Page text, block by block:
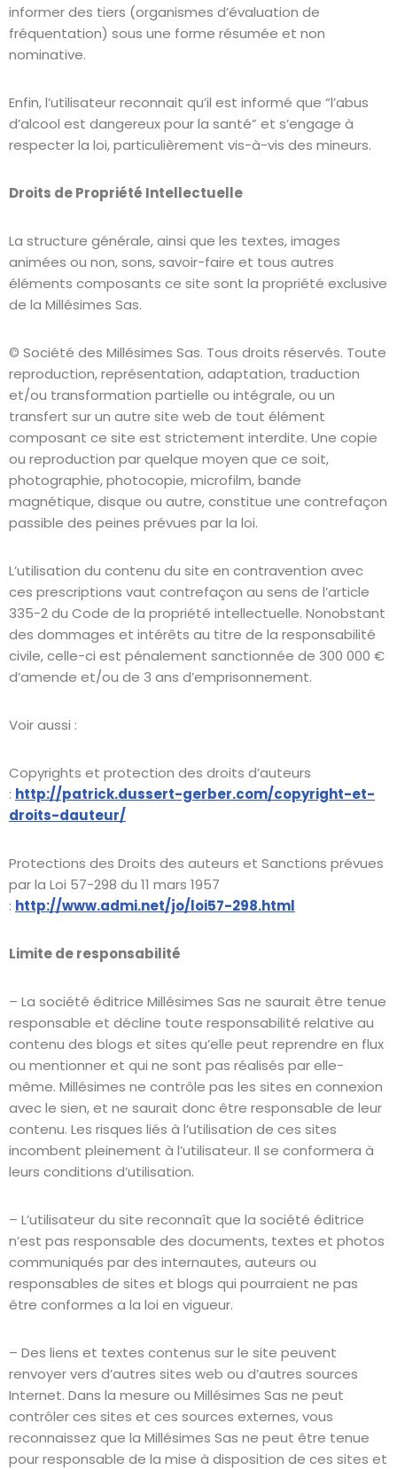
informer des tiers (organismes d’évaluation de
fréquentation) sous une forme résumée et non
nominative.
Enfin, l’utilisateur reconnait qu’il est informé que “l’abus
d’alcool est dangereux pour la santé” et s’engage à
respecter la loi, particulièrement vis-à-vis des mineurs.
Droits de Propriété Intellectuelle
La structure générale, ainsi que les textes, images
animées ou non, sons, savoir-faire et tous autres
éléments composants ce site sont la propriété exclusive
de la Millésimes Sas.
© Société des Millésimes Sas. Tous droits réservés. Toute
reproduction, représentation, adaptation, traduction
et/ou transformation partielle ou intégrale, ou un
transfert sur un autre site web de tout élément
composant ce site est strictement interdite. Une copie
ou reproduction par quelque moyen que ce soit,
photographie, photocopie, microfilm, bande
magnétique, disque ou autre, constitue une contrefaçon
passible des peines prévues par la loi.
L’utilisation du contenu du site en contravention avec
ces prescriptions vaut contrefaçon au sens de l’article
335-2 du Code de la propriété intellectuelle. Nonobstant
des dommages et intérêts au titre de la responsabilité
civile, celle-ci est pénalement sanctionnée de 300 000 €
d’amende et/ou de 3 ans d’emprisonnement.
Voir aussi :
Copyrights et protection des droits d’auteurs
: http://patrick.dussert-gerber.com/copyright-et-
droits-dauteur/
Protections des Droits des auteurs et Sanctions prévues
par la Loi 57-298 du 11 mars 1957
: http://www.admi.net/jo/loi57-298.html
Limite de responsabilité
– La société éditrice Millésimes Sas ne saurait être tenue
responsable et décline toute responsabilité relative au
contenu des blogs et sites qu’elle peut reprendre en flux
ou mentionner et qui ne sont pas réalisés par elle-
même. Millésimes ne contrôle pas les sites en connexion
avec le sien, et ne saurait donc être responsable de leur
contenu. Les risques liés à l’utilisation de ces sites
incombent pleinement à l’utilisateur. Il se conformera à
leurs conditions d’utilisation.
– L’utilisateur du site reconnaît que la société éditrice
n’est pas responsable des documents, textes et photos
communiqués par des internautes, auteurs ou
responsables de sites et blogs qui pourraient ne pas
être conformes a la loi en vigueur.
– Des liens et textes contenus sur le site peuvent
renvoyer vers d’autres sites web ou d’autres sources
Internet. Dans la mesure ou Millésimes Sas ne peut
contrôler ces sites et ces sources externes, vous
reconnaissez que la Millésimes Sas ne peut être tenue
pour responsable de la mise à disposition de ces sites et